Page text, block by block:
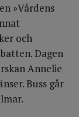
»Vårdens
och
Dagen
Annelie
Buss går